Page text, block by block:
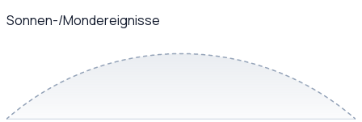
Sonnen-/Mondereignisse